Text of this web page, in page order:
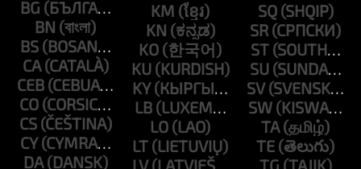
BG
BN
BS
CA
CEB
CO
CS
CY
DA
KM
KN
KO
KU
KY
LB
LO
LT
LV
SQ
SR
ST
SU
SV
SW
TA
TE
TG